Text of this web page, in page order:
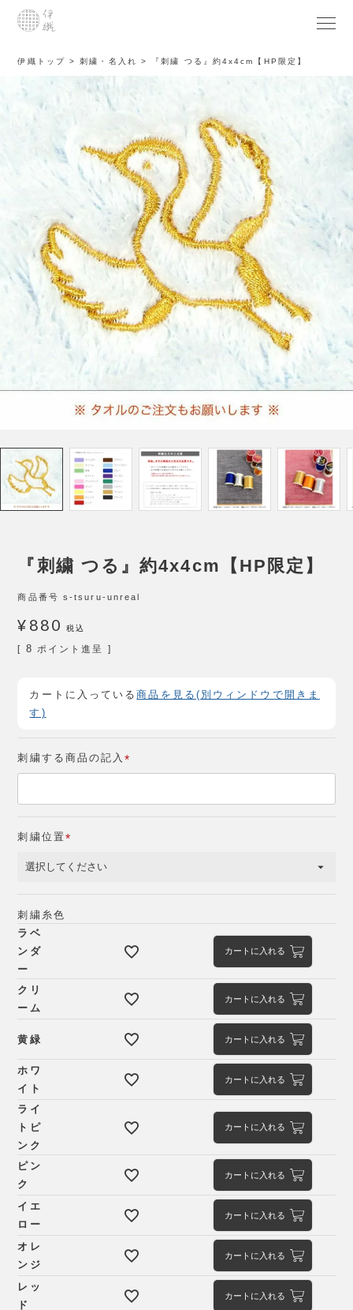
伊織トップ 刺繍・名入れ 『刺繍 つる』約4x4cm【HP限定】
『刺繍 つる』約4x4cm【HP限定】
商品番号 s-tsuru-unreal
¥ 880 税込
[ 8 ポイント進呈 ]
カートに入っている商品を見る(別ウィンドウで開きま
す)
刺繍する商品の記入
(
須
刺繍位置
必
刺繍糸色
ラベ
ンダ
ー
カートに入れる
クリ
ーム
カートに入れる
黄緑 カートに入れる
ホワ
イト
カートに入れる
ライ
トピ
ンク
カートに入れる
ピン
ク
カートに入れる
イエ
ロー
カートに入れる
オレ
ンジ
カートに入れる
レッ
ド
カートに入れる